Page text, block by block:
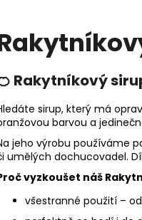
Rakytníkový
sirup, který má
barvou a
jeho výrobu používáme
umělých dochucovadel.
vyzkoušet náš
všestranné použití –